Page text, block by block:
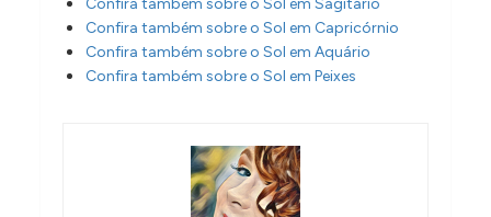
Confira também sobre o Sol em Capricórnio
Confira também sobre o Sol em Aquário
Confira também sobre o Sol em Peixes